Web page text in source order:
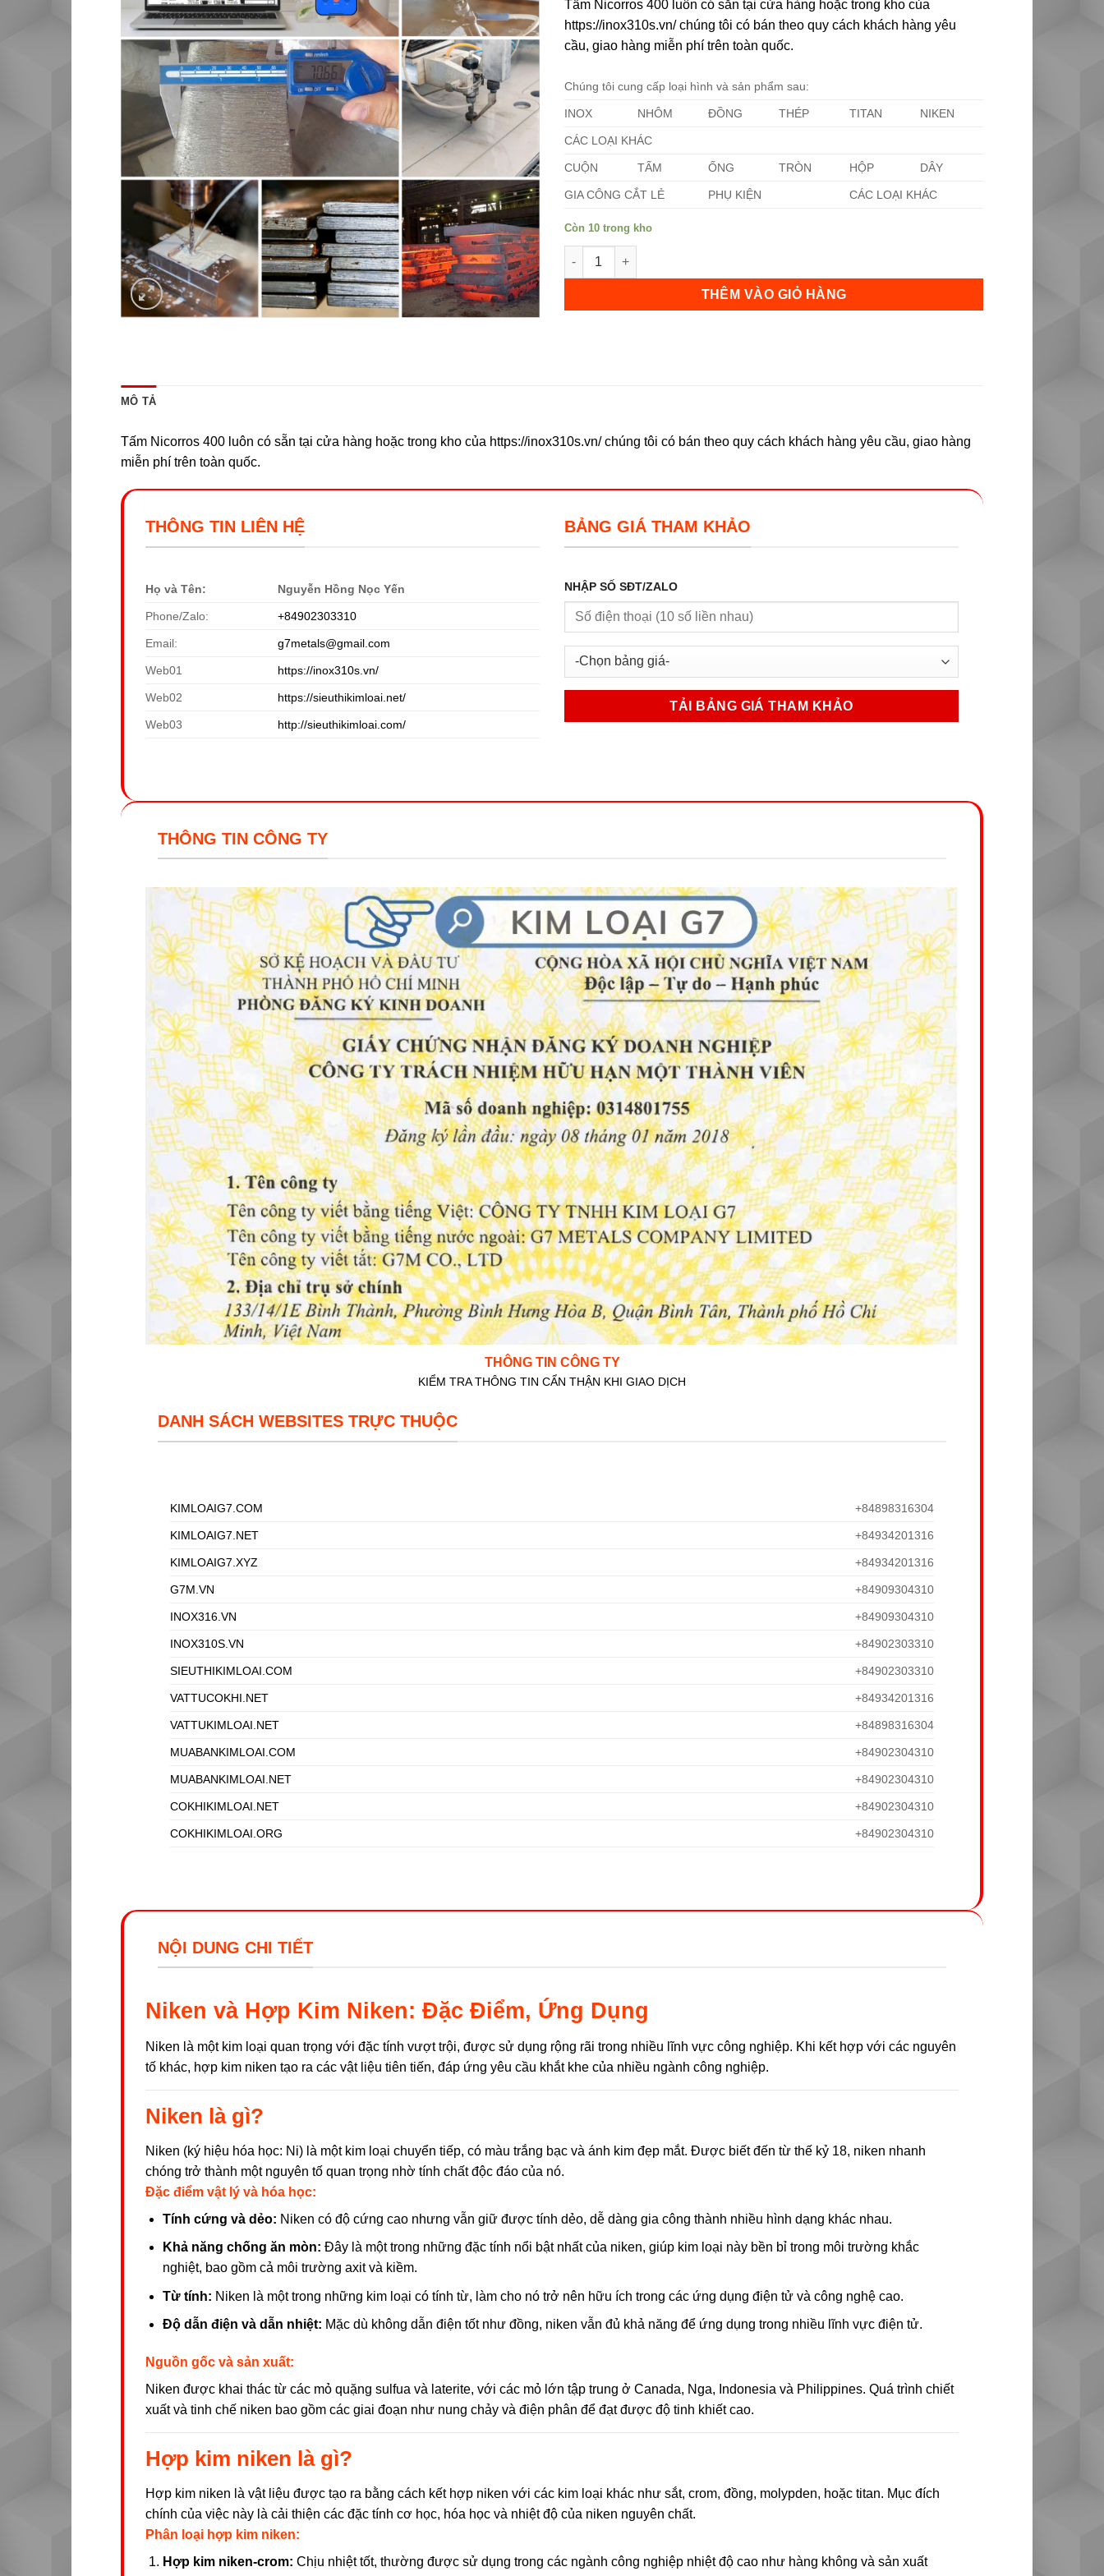
Tấm Nicorros 400 luôn có sẵn tại cửa hàng hoặc trong kho của
https://inox310s.vn/ chúng tôi có bán theo quy cách khách hàng yêu
cầu, giao hàng miễn phí trên toàn quốc.
Chúng tôi cung cấp loại hình và sản phẩm sau:
INOX NHÔM ĐỒNG THÉP TITAN NIKEN
CÁC LOẠI KHÁC
CUỘN TẤM ỐNG TRÒN HỘP DÂY
GIA CÔNG CẮT LẺ PHỤ KIỆN CÁC LOẠI KHÁC
Còn 10 trong kho
Tấm Nicorros 400 số lượng
THÊM VÀO GIỎ HÀNG
MÔ TẢ
Tấm Nicorros 400 luôn có sẵn tại cửa hàng hoặc trong kho của https://inox310s.vn/ chúng tôi có bán theo quy cách khách hàng yêu cầu, giao hàng
miễn phí trên toàn quốc.
THÔNG TIN LIÊN HỆ
Họ và Tên: Nguyễn Hồng Nọc Yến
Phone/Zalo: +84902303310
Email: g7metals@gmail.com
Web01 https://inox310s.vn/
Web02 https://sieuthikimloai.net/
Web03 http://sieuthikimloai.com/
BẢNG GIÁ THAM KHẢO
NHẬP SỐ SĐT/ZALO
THÔNG TIN CÔNG TY
THÔNG TIN CÔNG TY
KIỂM TRA THÔNG TIN CẨN THẬN KHI GIAO DỊCH
DANH SÁCH WEBSITES TRỰC THUỘC
KIMLOAIG7.COM +84898316304
KIMLOAIG7.NET +84934201316
KIMLOAIG7.XYZ +84934201316
G7M.VN +84909304310
INOX316.VN +84909304310
INOX310S.VN +84902303310
SIEUTHIKIMLOAI.COM +84902303310
VATTUCOKHI.NET +84934201316
VATTUKIMLOAI.NET +84898316304
MUABANKIMLOAI.COM +84902304310
MUABANKIMLOAI.NET +84902304310
COKHIKIMLOAI.NET +84902304310
COKHIKIMLOAI.ORG +84902304310
NỘI DUNG CHI TIẾT
Niken và Hợp Kim Niken: Đặc Điểm, Ứng Dụng
Niken là một kim loại quan trọng với đặc tính vượt trội, được sử dụng rộng rãi trong nhiều lĩnh vực công nghiệp. Khi kết hợp với các nguyên
tố khác, hợp kim niken tạo ra các vật liệu tiên tiến, đáp ứng yêu cầu khắt khe của nhiều ngành công nghiệp.
Niken là gì?
Niken (ký hiệu hóa học: Ni) là một kim loại chuyển tiếp, có màu trắng bạc và ánh kim đẹp mắt. Được biết đến từ thế kỷ 18, niken nhanh
chóng trở thành một nguyên tố quan trọng nhờ tính chất độc đáo của nó.
Đặc điểm vật lý và hóa học:
Tính cứng và dẻo: Niken có độ cứng cao nhưng vẫn giữ được tính dẻo, dễ dàng gia công thành nhiều hình dạng khác nhau.
Khả năng chống ăn mòn: Đây là một trong những đặc tính nổi bật nhất của niken, giúp kim loại này bền bỉ trong môi trường khắc
nghiệt, bao gồm cả môi trường axit và kiềm.
Từ tính: Niken là một trong những kim loại có tính từ, làm cho nó trở nên hữu ích trong các ứng dụng điện tử và công nghệ cao.
Độ dẫn điện và dẫn nhiệt: Mặc dù không dẫn điện tốt như đồng, niken vẫn đủ khả năng để ứng dụng trong nhiều lĩnh vực điện tử.
Nguồn gốc và sản xuất:
Niken được khai thác từ các mỏ quặng sulfua và laterite, với các mỏ lớn tập trung ở Canada, Nga, Indonesia và Philippines. Quá trình chiết
xuất và tinh chế niken bao gồm các giai đoạn như nung chảy và điện phân để đạt được độ tinh khiết cao.
Hợp kim niken là gì?
Hợp kim niken là vật liệu được tạo ra bằng cách kết hợp niken với các kim loại khác như sắt, crom, đồng, molypden, hoặc titan. Mục đích
chính của việc này là cải thiện các đặc tính cơ học, hóa học và nhiệt độ của niken nguyên chất.
Phân loại hợp kim niken:
Hợp kim niken-crom: Chịu nhiệt tốt, thường được sử dụng trong các ngành công nghiệp nhiệt độ cao như hàng không và sản xuất
Không hiển thị lại nữa!